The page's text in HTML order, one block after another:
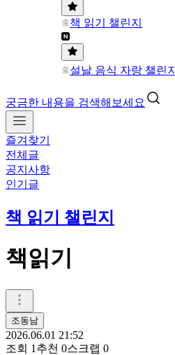
책 읽기 챌린지
설날 음식 자랑 챌린지
궁금한 내용을 검색해보세요
즐겨찾기
전체글
공지사항
인기글
책 읽기 챌린지
책읽기
조동남
2026.06.01 21:52
조회 1 추천 0스크랩 0